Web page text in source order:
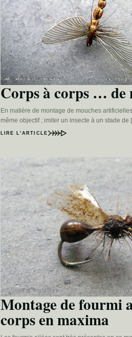
Corps à corps … de
En matière de montage de mouches
même objectif ; imiter un insecte à un stade de
LIRE L’ARTICLE
Montage de fourmi
corps en maxima